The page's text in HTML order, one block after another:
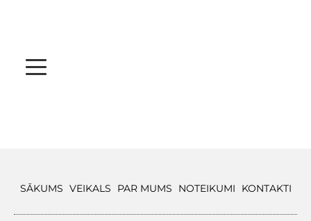
SĀKUMS VEIKALS PAR MUMS NOTEIKUMI KONTAKTI